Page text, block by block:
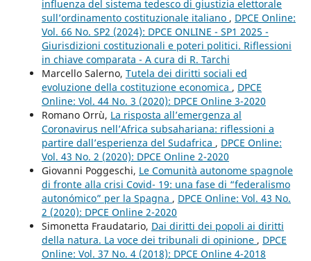
influenza del sistema tedesco di giustizia elettorale
sull’ordinamento costituzionale italiano , DPCE Online:
Vol. 66 No. SP2 (2024): DPCE ONLINE - SP1 2025 -
Giurisdizioni costituzionali e poteri politici. Riflessioni
in chiave comparata - A cura di R. Tarchi
Marcello Salerno, Tutela dei diritti sociali ed
evoluzione della costituzione economica , DPCE
Online: Vol. 44 No. 3 (2020): DPCE Online 3-2020
Romano Orrù, La risposta all’emergenza al
Coronavirus nell’Africa subsahariana: riflessioni a
partire dall’esperienza del Sudafrica , DPCE Online:
Vol. 43 No. 2 (2020): DPCE Online 2-2020
Giovanni Poggeschi, Le Comunità autonome spagnole
di fronte alla crisi Covid- 19: una fase di “federalismo
autonómico” per la Spagna , DPCE Online: Vol. 43 No.
2 (2020): DPCE Online 2-2020
Simonetta Fraudatario, Dai diritti dei popoli ai diritti
della natura. La voce dei tribunali di opinione , DPCE
Online: Vol. 37 No. 4 (2018): DPCE Online 4-2018